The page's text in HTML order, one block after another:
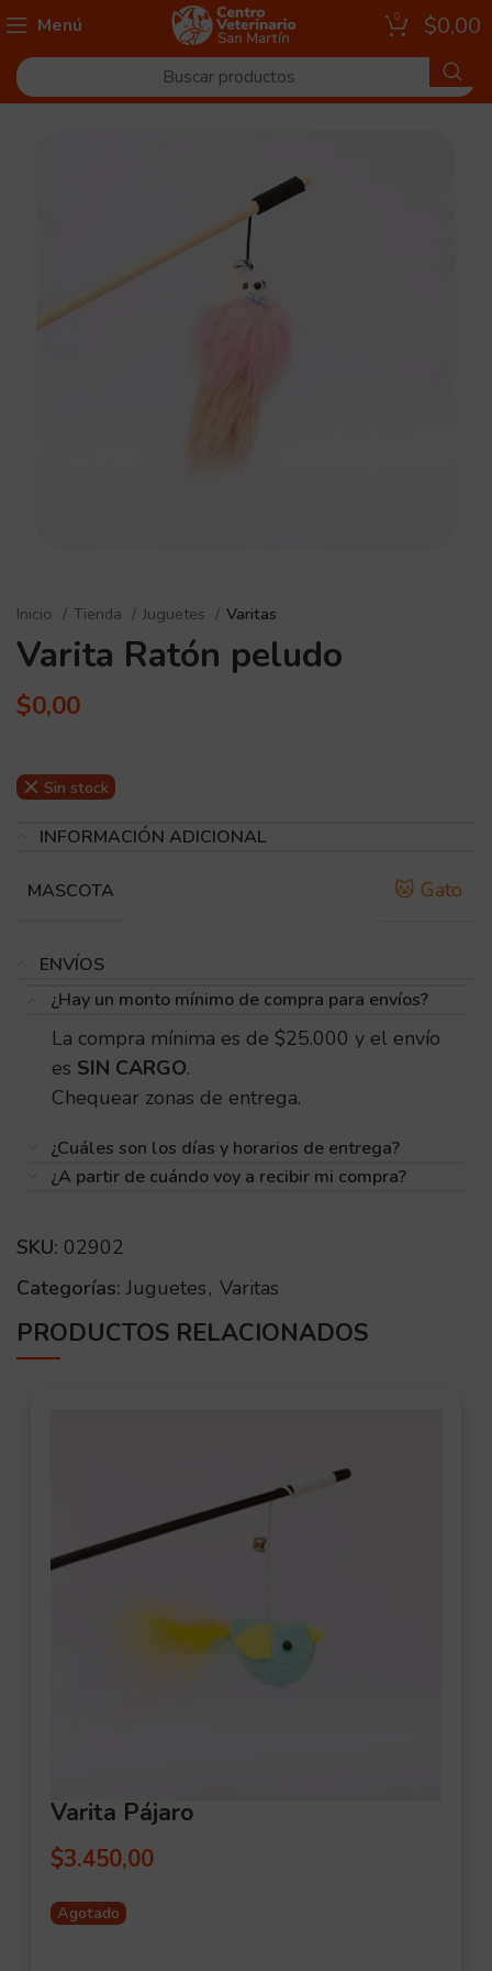
Menú 0 $0,00
Inicio Tienda Juguetes Varitas
Varita Ratón peludo
$0,00
Sin stock
INFORMACIÓN ADICIONAL
MASCOTA 🐱 Gato
ENVÍOS
¿Hay un monto mínimo de compra para envíos?
La compra mínima es de $25.000 y el envío
es SIN CARGO.
Chequear zonas de entrega.
¿Cuáles son los días y horarios de entrega?
¿A partir de cuándo voy a recibir mi compra?
SKU: 02902
Categorías: Juguetes, Varitas
PRODUCTOS RELACIONADOS
Varita Pájaro
$3.450,00
Agotado